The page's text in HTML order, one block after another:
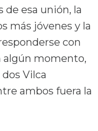
esa unión, la
más jóvenes y la
con
algún momento,
Vilca
ambos fuera la